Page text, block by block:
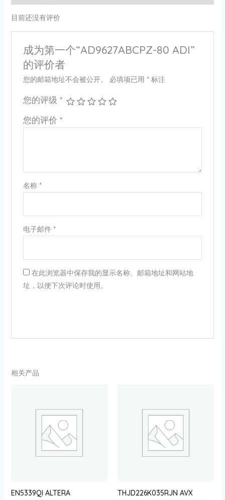
目前还没有评价
成为第一个“AD9627ABCPZ-80 ADI”
的评价者
您的邮箱地址不会被公开。 必填项已用 *标注
您的评级 *
您的评价 *
名称 *
电子邮件 *
在此浏览器中保存我的显示名称、邮箱地址和网站地
址，以便下次评论时使用。
相关产品
EN5339QI ALTERA THJD226K035RJN AVX